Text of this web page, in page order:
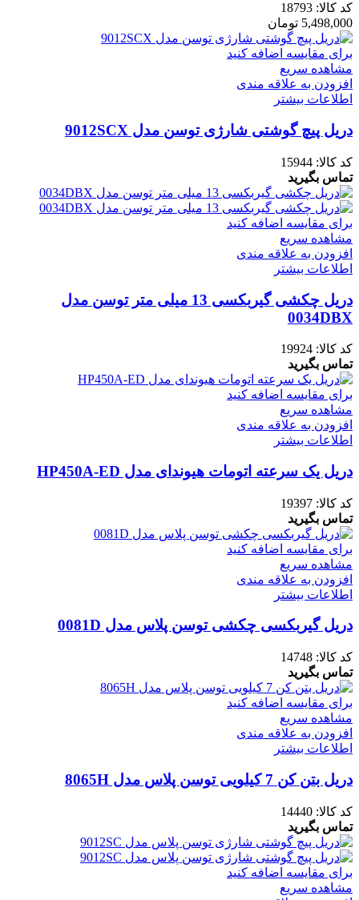
کد کالا: 18793
5,498,000 تومان
برای مقایسه اضافه کنید
مشاهده سریع
افزودن به علاقه مندی
اطلاعات بیشتر
دریل پیچ گوشتی شارژی توسن مدل 9012SCX
کد کالا: 15944
تماس بگیرید
برای مقایسه اضافه کنید
مشاهده سریع
افزودن به علاقه مندی
اطلاعات بیشتر
دریل چکشی گیربکسی 13 میلی متر توسن مدل
0034DBX
کد کالا: 19924
تماس بگیرید
برای مقایسه اضافه کنید
مشاهده سریع
افزودن به علاقه مندی
اطلاعات بیشتر
دریل یک سرعته اتومات هیوندای مدل HP450A-ED
کد کالا: 19397
تماس بگیرید
برای مقایسه اضافه کنید
مشاهده سریع
افزودن به علاقه مندی
اطلاعات بیشتر
دریل گیربکسی چکشی توسن پلاس مدل 0081D
کد کالا: 14748
تماس بگیرید
برای مقایسه اضافه کنید
مشاهده سریع
افزودن به علاقه مندی
اطلاعات بیشتر
دریل بتن کن 7 کیلویی توسن پلاس مدل 8065H
کد کالا: 14440
تماس بگیرید
برای مقایسه اضافه کنید
مشاهده سریع